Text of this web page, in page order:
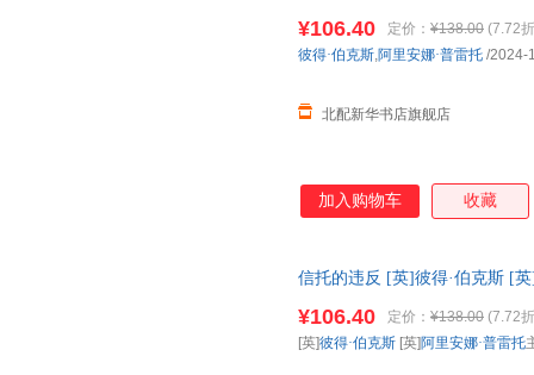
¥106.40 定价： ¥138.00 (7.72
北配新华书店旗舰店
彼得·伯克斯,阿里安娜·普雷托 /2024-
加入购物车 收藏
信托的违反 [英]彼得·伯克斯 [
85%城市次日送达
¥106.40 定价： ¥138.00 (7.72
[英]彼得·伯克斯 [英]阿里安娜·普雷托